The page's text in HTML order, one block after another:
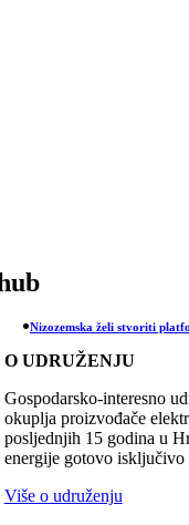
Nizozemska želi stvoriti
O UDRUŽENJU
Gospodarsko-interesno
okuplja proizvođače
posljednjih 15 godina u
energije gotovo isključivo
Više o udruženju